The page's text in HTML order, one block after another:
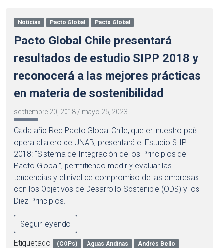
Noticias Pacto Global Pacto Global
Pacto Global Chile presentará
resultados de estudio SIPP 2018 y
reconocerá a las mejores prácticas
en materia de sostenibilidad
septiembre 20, 2018 / mayo 25, 2023
Cada año Red Pacto Global Chile, que en nuestro país
opera al alero de UNAB, presentará el Estudio SIIP
2018: “Sistema de Integración de los Principios de
Pacto Global”, permitiendo medir y evaluar las
tendencias y el nivel de compromiso de las empresas
con los Objetivos de Desarrollo Sostenible (ODS) y los
Diez Principios.
Seguir leyendo
Etiquetado (COPs) Aguas Andinas
Andrés Bello